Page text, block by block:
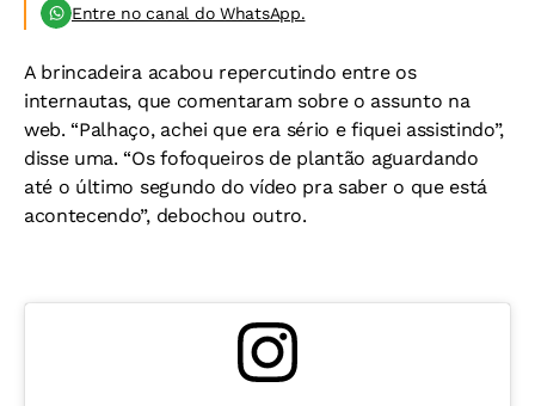
Entre no canal do WhatsApp.
A brincadeira acabou repercutindo entre os
internautas, que comentaram sobre o assunto na
web. “Palhaço, achei que era sério e fiquei assistindo”,
disse uma. “Os fofoqueiros de plantão aguardando
até o último segundo do vídeo pra saber o que está
acontecendo”, debochou outro.